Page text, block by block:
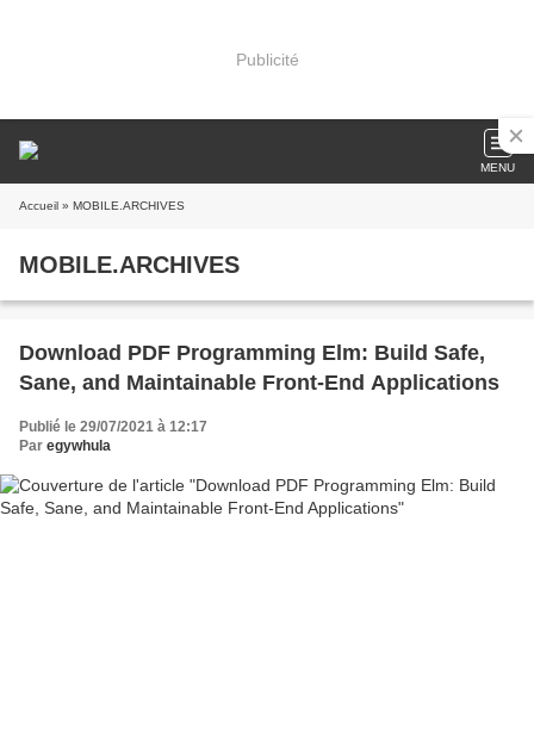
Publicité
MENU
Accueil » MOBILE.ARCHIVES
MOBILE.ARCHIVES
Download PDF Programming Elm: Build Safe,
Sane, and Maintainable Front-End Applications
Publié le 29/07/2021 à 12:17
Par egywhula